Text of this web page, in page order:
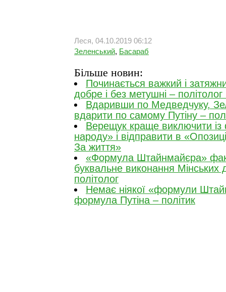
Леся, 04.10.2019 06:12
Зеленський, Басараб
Більше новин:
Починається важкий і
добре і без метушні – політолог
Вдаривши по Медведчуку,
вдарити по самому Путіну –
Верещук краще виключити із
народу» і відправити в
За життя»
«Формула Штайнмайєра»
буквальне виконання Мінських
політолог
Немає ніякої «формули
формула Путіна – політик